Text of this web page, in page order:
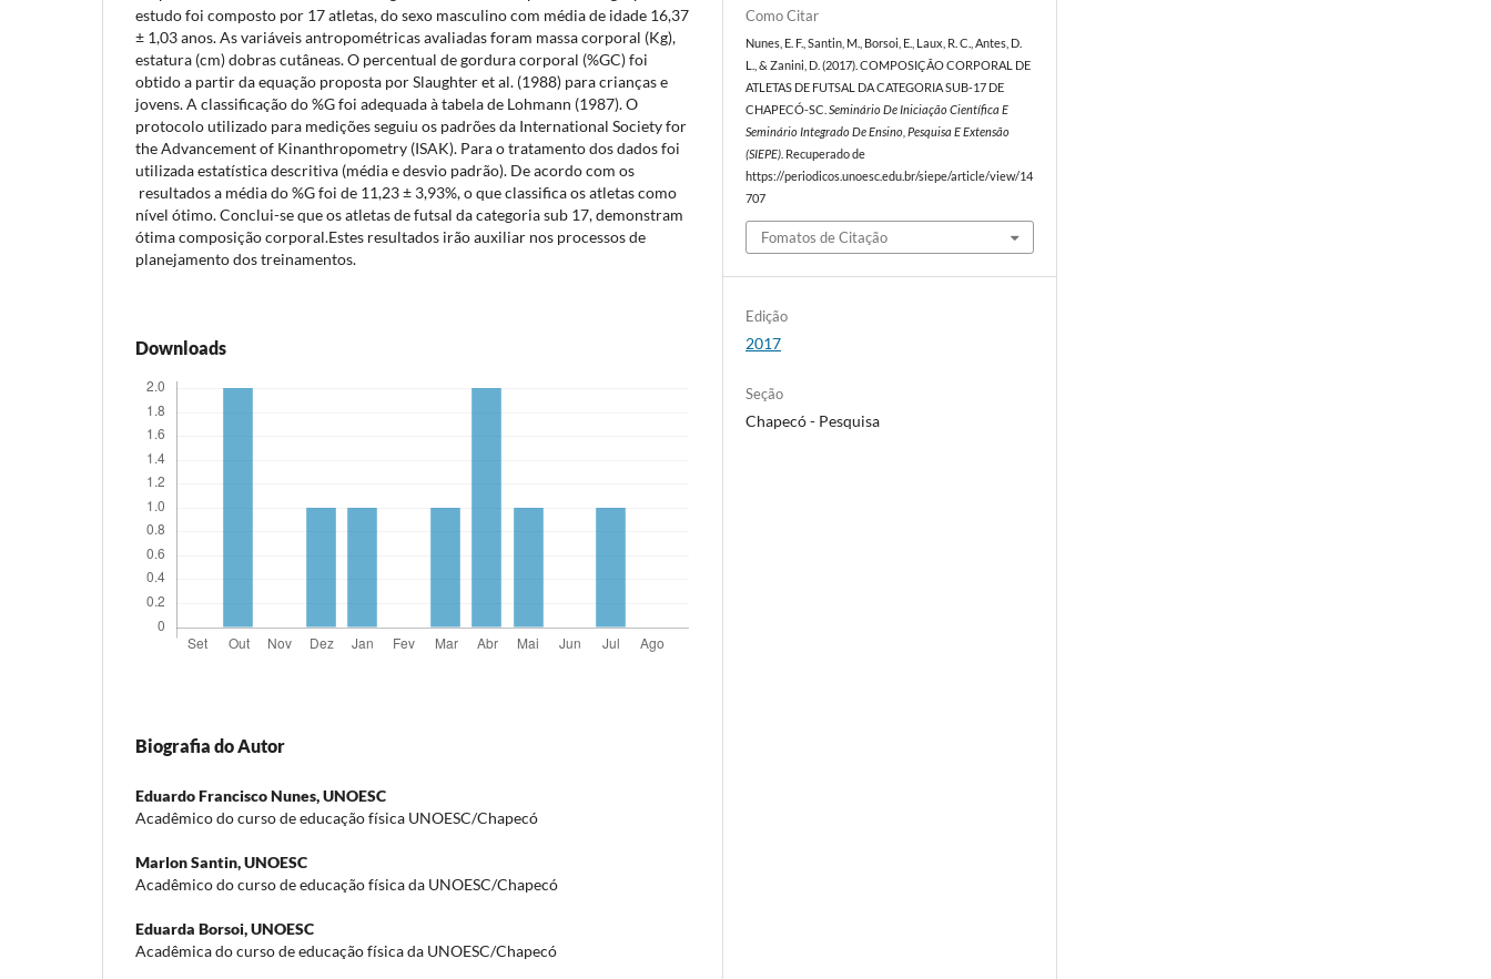
estudo foi composto por 17 atletas, do sexo masculino com média de idade 16,37
± 1,03 anos. As variáveis antropométricas avaliadas foram massa corporal (Kg),
estatura (cm) dobras cutâneas. O percentual de gordura corporal (%GC) foi
obtido a partir da equação proposta por Slaughter et al. (1988) para crianças e
jovens. A classificação do %G foi adequada à tabela de Lohmann (1987). O
protocolo utilizado para medições seguiu os padrões da International Society for
the Advancement of Kinanthropometry (ISAK). Para o tratamento dos dados foi
utilizada estatística descritiva (média e desvio padrão). De acordo com os
resultados a média do %G foi de 11,23 ± 3,93%, o que classifica os atletas como
nível ótimo. Conclui-se que os atletas de futsal da categoria sub 17, demonstram
ótima composição corporal.Estes resultados irão auxiliar nos processos de
planejamento dos treinamentos.
Downloads
Biografia do Autor
Eduardo Francisco Nunes,UNOESC
Acadêmico do curso de educação física UNOESC/Chapecó
Marlon Santin,UNOESC
Acadêmico do curso de educação física da UNOESC/Chapecó
Eduarda Borsoi,UNOESC
Acadêmica do curso de educação física da UNOESC/Chapecó
Como Citar
Nunes, E. F., Santin, M., Borsoi, E., Laux, R. C., Antes, D.
L., & Zanini, D. (2017). COMPOSIÇÃO CORPORAL DE
ATLETAS DE FUTSAL DA CATEGORIA SUB-17 DE
CHAPECÓ-SC.Seminário De Iniciação Científica E
Seminário Integrado De Ensino, Pesquisa E Extensão
(SIEPE) . Recuperado de
https://periodicos.unoesc.edu.br/siepe/article/view/14
707
Fomatos de Citação
Edição
2017
Seção
Chapecó - Pesquisa